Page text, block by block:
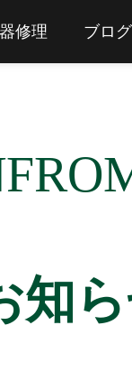
修理 ブログ
知